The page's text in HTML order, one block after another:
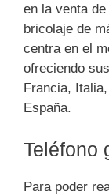
en la venta
bricolaje de
centra en el
ofreciendo
Francia,
España.
Teléfono
Para poder